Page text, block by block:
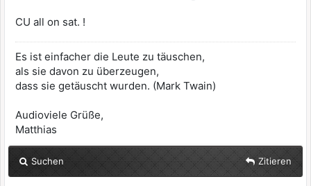
CU all on sat. !
Es ist einfacher die Leute zu täuschen,
als sie davon zu überzeugen,
dass sie getäuscht wurden. (Mark Twain)
Audioviele Grüße,
Matthias
Suchen Zitieren